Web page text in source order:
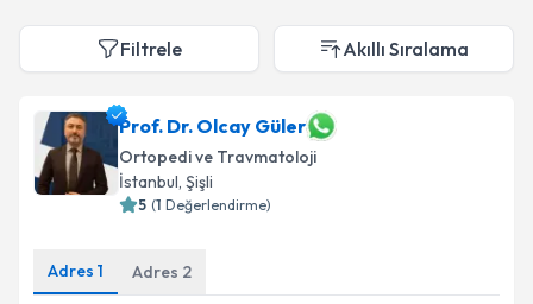
Filtrele Akıllı Sıralama
Prof. Dr. Olcay Güler
Ortopedi ve Travmatoloji
İstanbul, Şişli
5 (1 Değerlendirme)
Adres 1 Adres 2